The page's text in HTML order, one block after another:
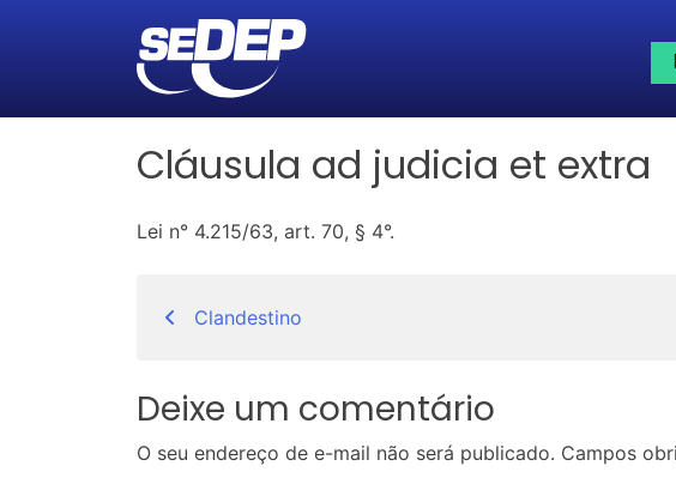
Cláusula ad judicia et extra
Lei n° 4.215/63, art. 70, § 4°.
Navegação
de
Post
Clandestino
Deixe um comentário
O seu endereço de e-mail não será publicado. Campos